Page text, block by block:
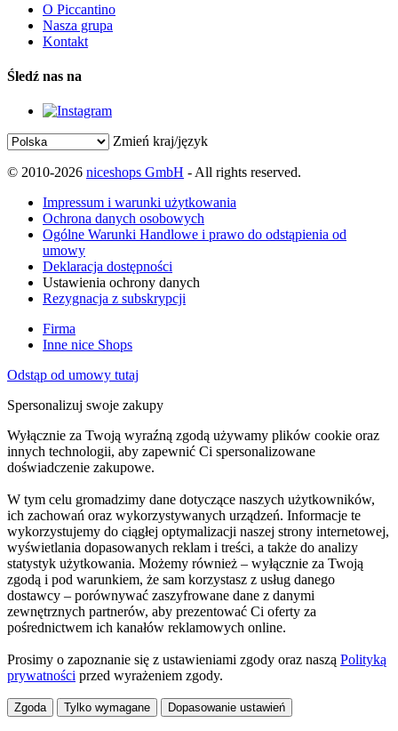
O Piccantino
Nasza grupa
Kontakt
Śledź nas na
Zmień kraj/język
© 2010-2026 niceshops GmbH - All rights reserved.
Impressum i warunki użytkowania
Ochrona danych osobowych
Ogólne Warunki Handlowe i prawo do odstąpienia od
umowy
Deklaracja dostępności
Ustawienia ochrony danych
Rezygnacja z subskrypcji
Firma
Inne nice Shops
Odstąp od umowy tutaj
Spersonalizuj swoje zakupy
Wyłącznie za Twoją wyraźną zgodą używamy plików cookie oraz
innych technologii, aby zapewnić Ci spersonalizowane
doświadczenie zakupowe.
W tym celu gromadzimy dane dotyczące naszych użytkowników,
ich zachowań oraz wykorzystywanych urządzeń. Informacje te
wykorzystujemy do ciągłej optymalizacji naszej strony internetowej,
wyświetlania dopasowanych reklam i treści, a także do analizy
statystyk użytkowania. Możemy również – wyłącznie za Twoją
zgodą i pod warunkiem, że sam korzystasz z usług danego
dostawcy – porównywać zaszyfrowane dane z danymi
zewnętrznych partnerów, aby prezentować Ci oferty za
pośrednictwem ich kanałów reklamowych online.
Prosimy o zapoznanie się z ustawieniami zgody oraz naszą Polityką
prywatności przed wyrażeniem zgody.
Zgoda Tylko wymagane Dopasowanie ustawień